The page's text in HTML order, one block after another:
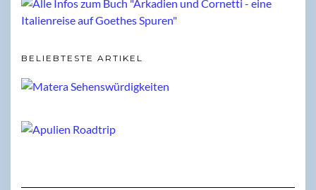
BELIEBTESTE ARTIKEL